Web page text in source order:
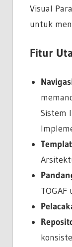
Visual
untuk
Fitur
Sistem